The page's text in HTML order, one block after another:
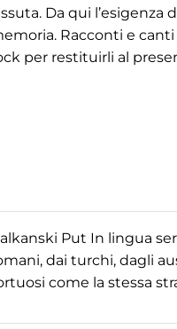
Da qui l’esigenza
Racconti e
per restituirli al
Put In lingua
dai turchi, dagli
come la stessa